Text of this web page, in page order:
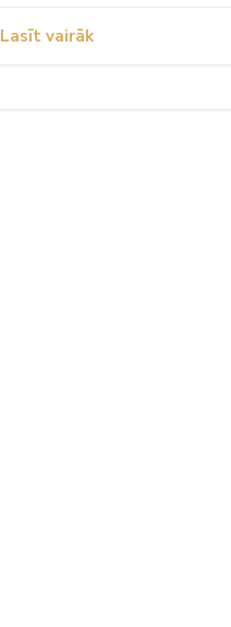
Lasīt vairāk